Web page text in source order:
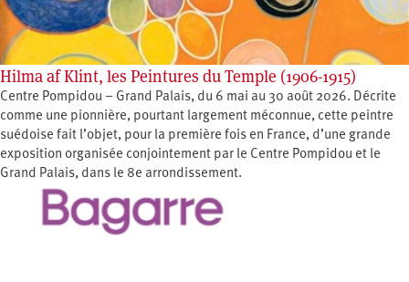
Hilma af Klint, les Peintures du Temple (1906-1915)
Centre Pompidou – Grand Palais, du 6 mai au 30 août 2026. Décrite
comme une pionnière, pourtant largement méconnue, cette peintre
suédoise fait l’objet, pour la première fois en France, d’une grande
exposition organisée conjointement par le Centre Pompidou et le
Grand Palais, dans le 8e arrondissement.